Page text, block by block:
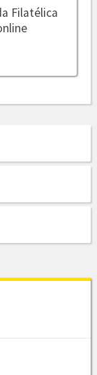
Filatélica